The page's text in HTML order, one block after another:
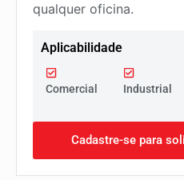
qualquer oficina.
Aplicabilidade
Comercial Industrial
Cadastre-se para